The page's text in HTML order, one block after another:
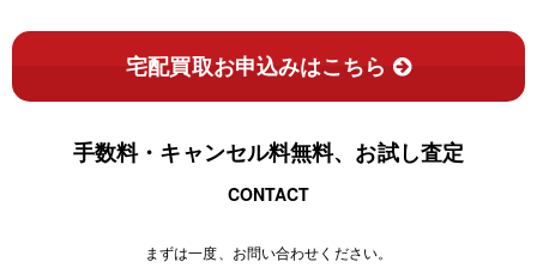
宅配買取お申込みはこちら
手数料・キャンセル料無料、お試し査定
CONTACT
まずは一度、お問い合わせください。